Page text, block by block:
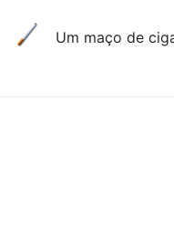
Um maço de